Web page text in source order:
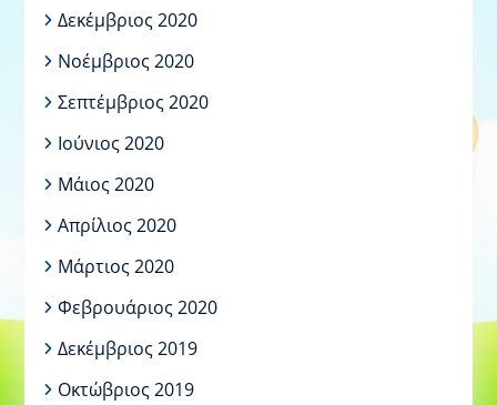
Δεκέμβριος 2020
Νοέμβριος 2020
Σεπτέμβριος 2020
Ιούνιος 2020
Μάιος 2020
Απρίλιος 2020
Μάρτιος 2020
Φεβρουάριος 2020
Δεκέμβριος 2019
Οκτώβριος 2019